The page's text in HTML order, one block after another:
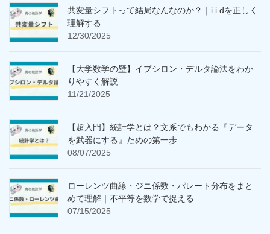
共変量シフトって結局なんなのか？｜i.i.dを正しく
理解する
12/30/2025
【大学数学の壁】イプシロン・デルタ論法をわか
りやすく解説
11/21/2025
【超入門】統計学とは？文系でもわかる『データ
を武器にする』ための第一歩
08/07/2025
ローレンツ曲線・ジニ係数・パレート分布をまと
めて理解｜不平等を数学で捉える
07/15/2025